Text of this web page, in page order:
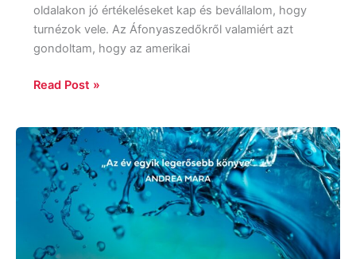
oldalakon jó értékeléseket kap és bevállalom, hogy
turnézok vele. Az Áfonyaszedőkről valamiért azt
gondoltam, hogy az amerikai
Read Post »
Lucy
Clarke:
A
Szörfház